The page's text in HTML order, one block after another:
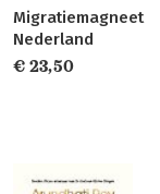
Migratiemagneet
Nederland
€ 23,50